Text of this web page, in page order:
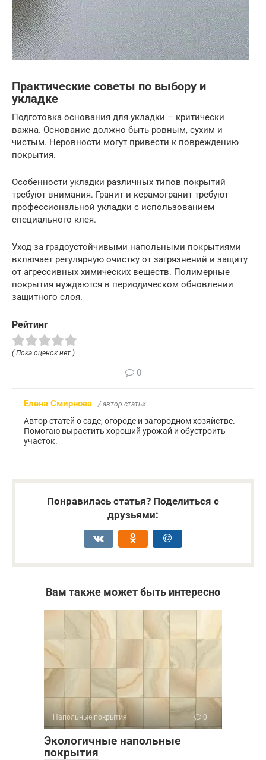
Практические советы по выбору и
укладке
Подготовка основания для укладки – критически
важна. Основание должно быть ровным, сухим и
чистым. Неровности могут привести к повреждению
покрытия.
Особенности укладки различных типов покрытий
требуют внимания. Гранит и керамогранит требуют
профессиональной укладки с использованием
специального клея.
Уход за градоустойчивыми напольными покрытиями
включает регулярную очистку от загрязнений и защиту
от агрессивных химических веществ. Полимерные
покрытия нуждаются в периодическом обновлении
защитного слоя.
Рейтинг
( Пока оценок нет )
0
Елена Смирнова / автор статьи
Автор статей о саде, огороде и загородном хозяйстве.
Помогаю вырастить хороший урожай и обустроить
участок.
Понравилась статья? Поделиться с
друзьями:
Вам также может быть интересно
Напольные покрытия 0
Экологичные напольные
покрытия